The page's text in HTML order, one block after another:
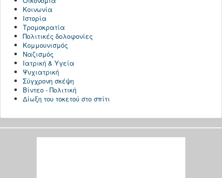
Κοινωνία
Ιστορία
Τρομοκρατία
Πολιτικές δολοφονίες
Κομμουνισμός
Ναζισμός
Ιατρική & Υγεία
Ψυχιατρική
Σύγχρονη σκέψη
Βίντεο - Πολιτική
Δίωξη του τοκετού στο σπίτι